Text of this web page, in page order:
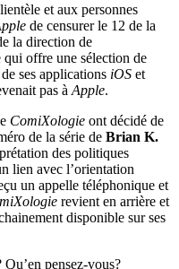
et aux personnes
de censurer le 12 de la
la direction de
offre une sélection de
ses applications iOS et
pas à Apple.
ComiXologie ont décidé de
de la série de Brian K.
des politiques
lien avec l’orientation
un appelle téléphonique et
revient en arrière et
disponible sur ses
pensez-vous?